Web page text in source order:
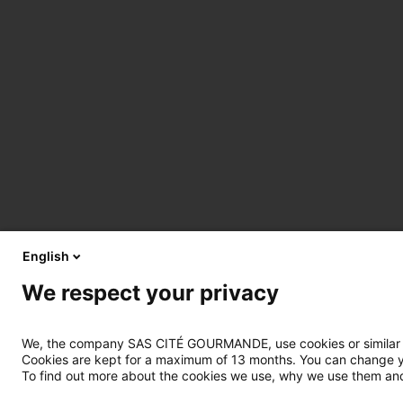
English
We respect your privacy
We, the company SAS CITÉ GOURMANDE, use cookies or
Cookies are kept for a maximum of 13 months. You can
To find out more about the cookies we use, why we use them